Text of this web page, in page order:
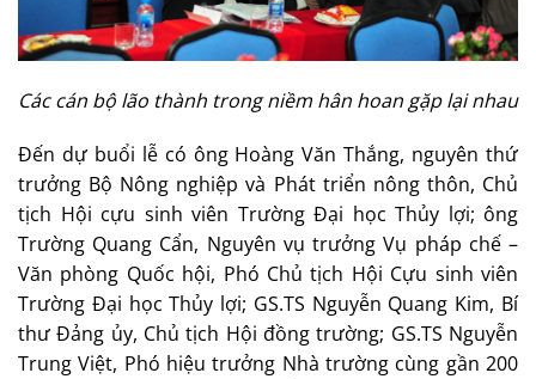
Các cán bộ lão thành trong niềm hân hoan gặp lại nhau
Đến dự buổi lễ có ông Hoàng Văn Thắng, nguyên thứ
trưởng Bộ Nông nghiệp và Phát triển nông thôn, Chủ
tịch Hội cựu sinh viên Trường Đại học Thủy lợi; ông
Trường Quang Cẩn, Nguyên vụ trưởng Vụ pháp chế –
Văn phòng Quốc hội, Phó Chủ tịch Hội Cựu sinh viên
Trường Đại học Thủy lợi; GS.TS Nguyễn Quang Kim, Bí
thư Đảng ủy, Chủ tịch Hội đồng trường; GS.TS Nguyễn
Trung Việt, Phó hiệu trưởng Nhà trường cùng gần 200